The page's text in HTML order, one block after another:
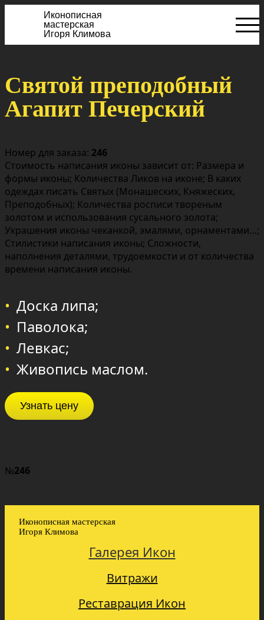
Иконописная
мастерская
Игоря Климова
Святой преподобный
Агапит Печерский
Номер для заказа: 246
Стоимость написания иконы зависит от: Размера и
формы иконы; Количества Ликов на иконе; В каких
одеждах писать Святых (Монашеских, Княжеских,
Преподобных); Количества росписи твореным
золотом и использования сусального золота;
Украшения иконы чеканкой, эмалями, орнаментами…;
Стилистики написания иконы; Сложности,
наполнения деталями, трудоемкости и от количества
времени написания иконы.
Доска липа;
Паволока;
Левкас;
Живопись маслом.
Узнать цену
№246
Иконописная мастерская
Игоря Климова
Галерея Икон
Витражи
Реставрация Икон